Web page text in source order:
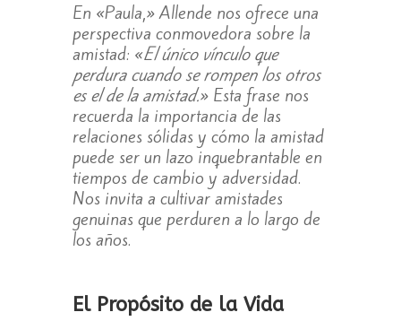
En «Paula,» Allende nos ofrece una
perspectiva conmovedora sobre la
amistad: «El único vínculo que
perdura cuando se rompen los otros
es el de la amistad.» Esta frase nos
recuerda la importancia de las
relaciones sólidas y cómo la amistad
puede ser un lazo inquebrantable en
tiempos de cambio y adversidad.
Nos invita a cultivar amistades
genuinas que perduren a lo largo de
los años.
El Propósito de la Vida